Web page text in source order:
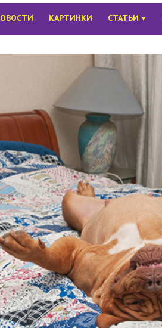
КАРТИНКИ СТАТЬИ ▼